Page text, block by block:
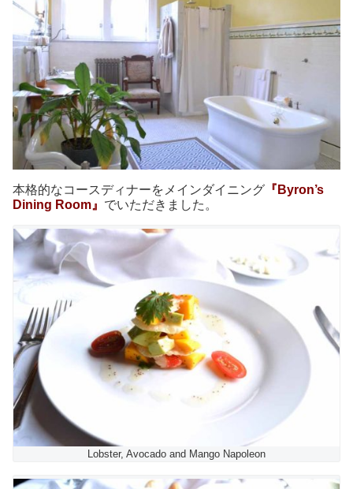
本格的なコースディナーをメインダイニング 『Byron’s
Dining Room』 でいただきました。
Lobster, Avocado and Mango Napoleon